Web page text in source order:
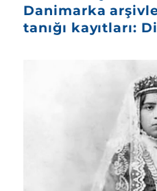
Danimarka
tanığı kayıtları: